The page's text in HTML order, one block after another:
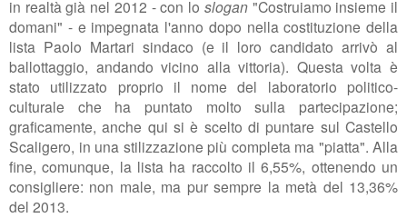
in realtà già nel 2012 - con lo slogan"Costruiamo insieme il
domani" - e impegnata l'anno dopo nella costituzione della
lista Paolo Martari sindaco (e il loro candidato arrivò al
ballottaggio, andando vicino alla vittoria). Questa volta è
stato utilizzato proprio il nome del laboratorio politico-
culturale che ha puntato molto sulla partecipazione;
graficamente, anche qui si è scelto di puntare sul Castello
Scaligero, in una stilizzazione più completa ma "piatta". Alla
fine, comunque, la lista ha raccolto il 6,55%, ottenendo un
consigliere: non male, ma pur sempre la metà del 13,36%
del 2013.